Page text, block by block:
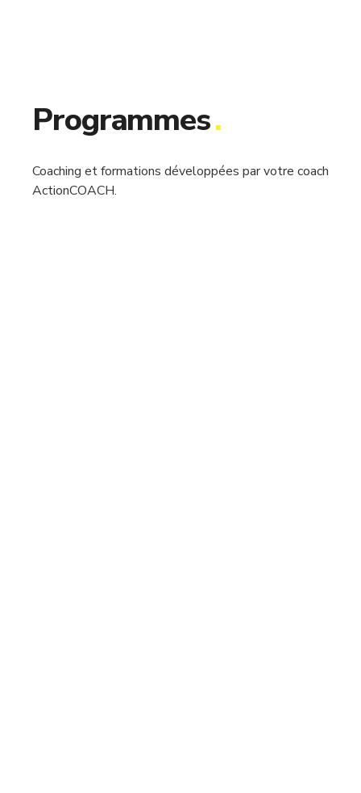
Programmes.
Coaching et formations développées par votre coach
ActionCOACH.